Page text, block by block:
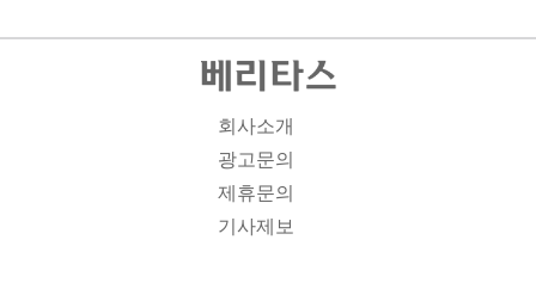
회사소개
광고문의
제휴문의
기사제보